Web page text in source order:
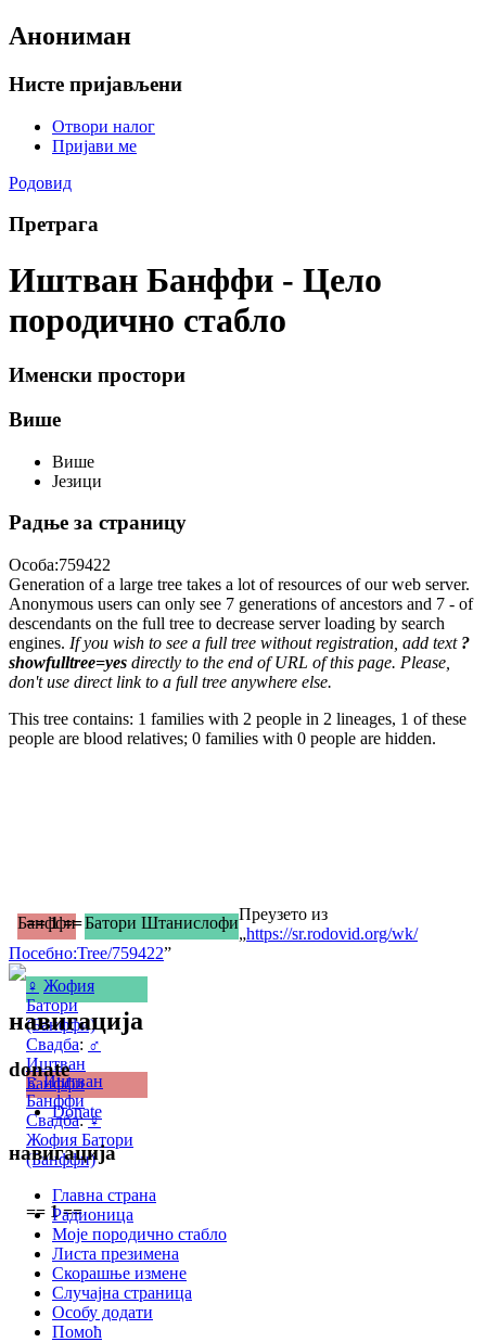
Анониман
Нисте пријављени
Отвори налог
Пријави ме
Родовид
Претрага
Иштван Банффи - Цело
породично стабло
Именски простори
Више
Више
Језици
Радње за страницу
Особа:759422
Generation of a large tree takes a lot of resources of our web server.
Anonymous users can only see 7 generations of ancestors and 7 - of
descendants on the full tree to decrease server loading by search
engines. If you wish to see a full tree without registration, add text ?
showfulltree=yes directly to the end of URL of this page. Please,
don't use direct link to a full tree anywhere else.
This tree contains: 1 families with 2 people in 2 lineages, 1 of these
people are blood relatives; 0 families with 0 people are hidden.
== 1 ==
♀ Жофия
Батори
(Банффи)
Свадба: ♂
Иштван
Банффи
♂ Иштван
Банффи
Свадба:♀
Жофия Батори
(Банффи)
== 1 ==
Банффи Батори ШтанислофиПреузето из
„https://sr.rodovid.org/wk/
Посебно:Tree/759422”
навигација
donate
Donate
навигација
Главна страна
Радионица
Моје породично стабло
Листа презимена
Скорашње измене
Случајна страница
Особу додати
Помоћ